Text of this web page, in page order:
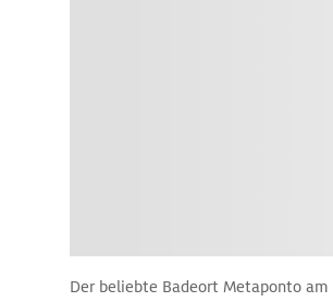
Der beliebte Badeort Metaponto